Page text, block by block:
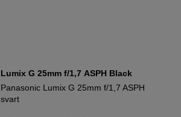
Lumix G 25mm f/1,7 ASPH Black
Panasonic Lumix G 25mm f/1,7 ASPH
svart